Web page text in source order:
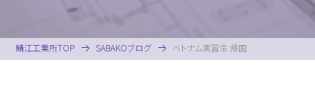
鯖江工業所TOP SABAKOブログ ベトナム実習生 帰国